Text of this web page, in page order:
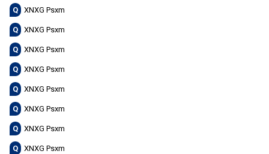
Q XNXG Psxm
Q XNXG Psxm
Q XNXG Psxm
Q XNXG Psxm
Q XNXG Psxm
Q XNXG Psxm
Q XNXG Psxm
Q XNXG Psxm